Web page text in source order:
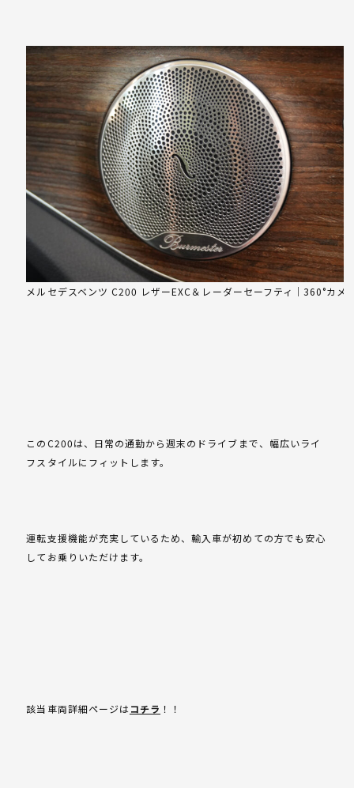
メルセデスベンツ C200 レザーEXC＆レーダーセーフティ｜360°カメ
このC200は、日常の通勤から週末のドライブまで、幅広いライ
フスタイルにフィットします。
運転支援機能が充実しているため、輸入車が初めての方でも安心
してお乗りいただけます。
該当車両詳細ページはコチラ ！！